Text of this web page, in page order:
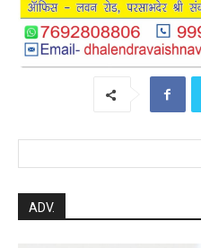
ADV.